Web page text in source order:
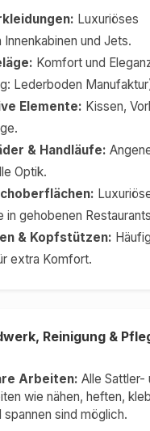
Luxuriöses
Innenkabinen und Jets.
Komfort und
Lederboden
Elemente: Kissen,
& Handläufe:
Optik.
in gehobenen
& Kopfstützen:
extra Komfort.
Reinigung &
Arbeiten: Alle Sattler-
wie nähen, heften,
spannen sind möglich.